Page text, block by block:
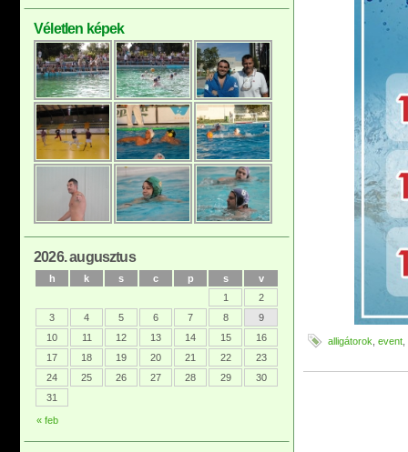
alligátorok event
Véletlen képek
2026. augusztus
h k s c p s v
« feb
1
2
3
4 5 6 7 8
9
10
11 12 13 14 15
16
17
18 19 20 21 22
23
24
25 26 27 28 29
30
31